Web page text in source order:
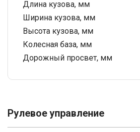
Длина кузова, мм
Ширина кузова, мм
Высота кузова, мм
Колесная база, мм
Дорожный просвет, мм
Рулевое управление